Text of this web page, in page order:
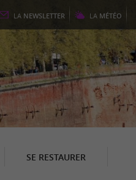
LA NEWSLETTER LA MÉTÉO
SE RESTAURER